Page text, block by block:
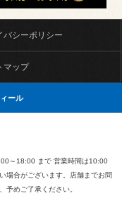
バシーポリシー
マップ
ール
～18:00 まで 営業時間は10:00
場合がございます。店舗までお問
予めご了承ください。